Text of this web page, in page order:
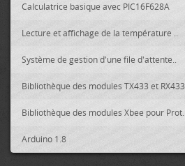
Calculatrice basique avec PIC16F628A
Lecture et affichage de la température ..
Système de gestion d'une file d'attente..
Bibliothèque des modules TX433 et RX433..
Bibliothèque des modules Xbee pour Prot..
Arduino 1.8